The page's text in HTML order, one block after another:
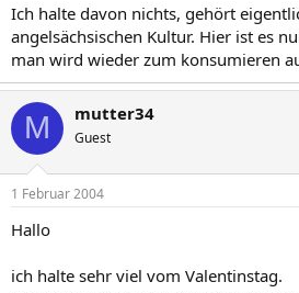
Ich halte davon nichts, gehört
angelsächsischen Kultur. Hier ist es
man wird wieder zum konsumieren
M mutter34
Guest
1 Februar 2004
Hallo
ich halte sehr viel vom Valentinstag.